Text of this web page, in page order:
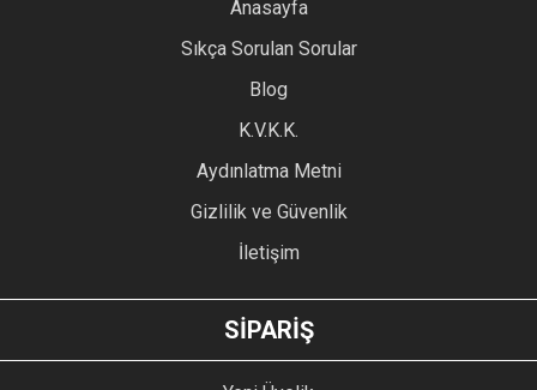
Anasayfa
Sıkça Sorulan Sorular
Blog
K.V.K.K.
Aydınlatma Metni
Gizlilik ve Güvenlik
İletişim
SİPARİŞ